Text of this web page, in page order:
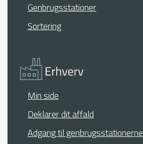
Genbrugsstationer
Sortering
Min side
Deklarer dit affald
Adgang til genbrugsstationerne